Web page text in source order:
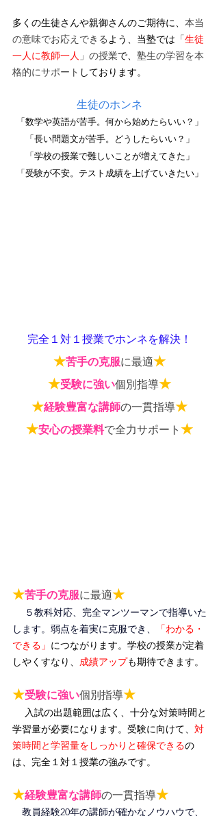
多くの生徒さんや親御さんのご期待に、 本当
の意味でお応えできるよう、当塾では 「生徒
一人に教師一人 」の授業で、 塾生の学習を本
格的にサポート しております。
生徒のホンネ
「数学や英語が苦手。何から始めたらいい？」
「長い問題文が苦手。どうしたらいい？」
「学校の授業で難しいことが増えてきた」
「受験が不安。テスト成績を上げていきたい」
完全１対１授業でホンネを解決！
★苦手の克服に最適★
★受験に強い個別指導★
★経験豊富な講師の一貫指導★
★安心の授業料で全力サポート ★
★苦手の克服に最適★
５教科対応、完全マンツーマンで指導いた
します。弱点を着実に克服でき、
「わかる・
できる」 につながります。 学校の授業が定着
しやくすなり、 成績アップも期待できます。
★受験に強い個別指導★
入試の出題範囲は広く、十分な対策時間と
学習量が必要になります。受験に向けて、 対
策時間と学習量をしっかりと確保できるの
は、完全１対１授業の強みです。
★経験豊富な講師の一貫指導★
教員経験20年の講師が確かなノウハウで、